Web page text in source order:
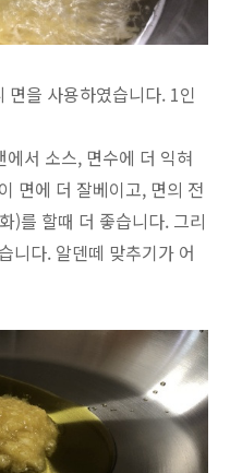
면을 사용하였습니다. 1인
서 소스, 면수에 더 익혀
면에 더 잘베이고, 면의 전
)를 할때 더 좋습니다. 그리
니다. 알덴떼 맞추기가 어